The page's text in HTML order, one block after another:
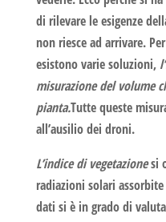
di rilevare le esigenze
non riesce ad arrivare.
esistono varie soluzioni,
misurazione del volume
pianta.Tutte queste
all’ausilio dei droni.
L’indice di vegetazionesi
radiazioni solari
dati si è in grado di